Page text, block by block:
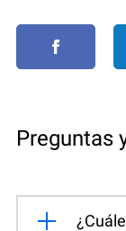
Preguntas